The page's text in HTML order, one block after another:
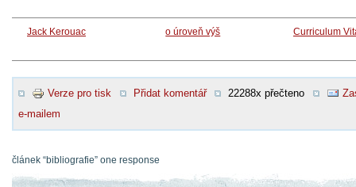
Jack Kerouac o úroveň výš Curriculum
Verze pro tisk Přidat komentář 22288x přečteno
e-mailem
článek “bibliografie” one response